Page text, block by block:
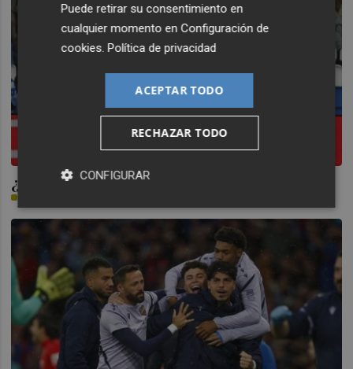
¿Último partido en Mestalla?
Puede retirar su consentimiento en
cualquier momento enConfiguración de
cookies .Política de privacidad
ACEPTAR TODO
RECHAZAR TODO
CONFIGURAR